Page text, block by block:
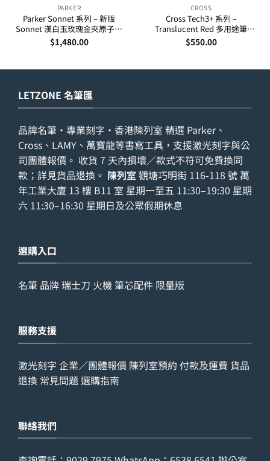
PARKER
Parker Sonnet 系列 – 新版
Sonnet 漢白玉玫瑰金夾原子筆
(1931555)
$1,480.00
CROSS
Cross Tech3+ 系列 –
Translucent Red 多用途筆
(AT0090-13)
$550.00
LETZONE 名筆匯
品牌名筆・專業刻字・香港陳列室 精選 Parker、
Cross、LAMY、萬寶龍等書寫工具，支援激光刻字與公
司團體報價。 收貨 7 天內損壞／款式不符可免費換同
款；詳見貨品退換 。 陳列室 觀塘巧明街 116-118 號 萬
年工業大廈 13 樓 B11 室 星期一至五 11:30–19:30 星期
六 11:30–16:30 星期日及公眾假期休息
選購入口
名筆 品牌瑞士刀 火機筆芯配件 限量版
服務支援
激光刻字 企業／團體報價 陳列室預約 付款及運費 貨品
退換 常見問題 選購指南
聯絡我們